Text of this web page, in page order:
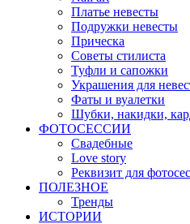
Платье невесты
Подружки невесты
Прическа
Советы стилиста
Туфли и сапожки
Украшения для
Фаты и вуалетки
Шубки, накидки,
ФОТОСЕССИИ
Свадебные
Love story
Реквизит для
ПОЛЕЗНОЕ
Тренды
ИСТОРИИ